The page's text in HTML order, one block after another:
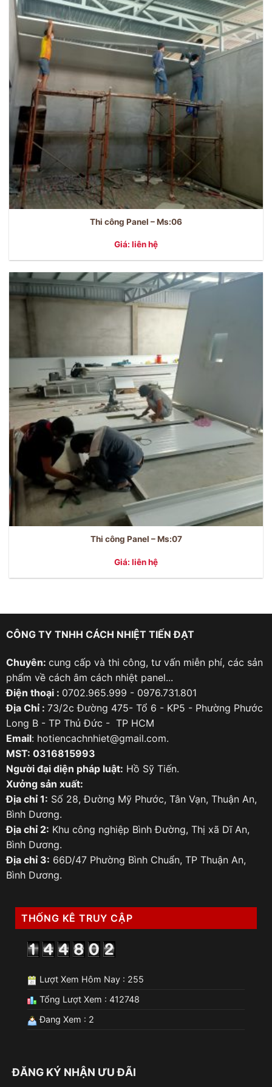
Thi công Panel – Ms:06
Giá: liên hệ
Thi công Panel – Ms:07
Giá: liên hệ
CÔNG TY TNHH CÁCH NHIỆT TIẾN ĐẠT
Chuyên: cung cấp và thi công, tư vấn miễn phí, các sản
phẩm về cách âm cách nhiệt panel...
Điện thoại : 0702.965.999 - 0976.731.801
Địa Chỉ : 73/2c Đường 475- Tổ 6 - KP5 - Phường Phước
Long B - TP Thủ Đức - TP HCM
Email: hotiencachnhiet@gmail.com.
MST: 0316815993
Người đại diện pháp luật: Hồ Sỹ Tiến.
Xưởng sản xuất:
Địa chỉ 1: Số 28, Đường Mỹ Phước, Tân Vạn, Thuận An,
Bình Dương.
Địa chỉ 2: Khu công nghiệp Bình Đường, Thị xã Dĩ An,
Bình Dương.
Địa chỉ 3: 66D/47 Phường Bình Chuẩn, TP Thuận An,
Bình Dương.
THỐNG KÊ TRUY CẬP
Lượt Xem Hôm Nay : 255
Tổng Lượt Xem : 412748
Đang Xem : 2
ĐĂNG KÝ NHẬN ƯU ĐÃI